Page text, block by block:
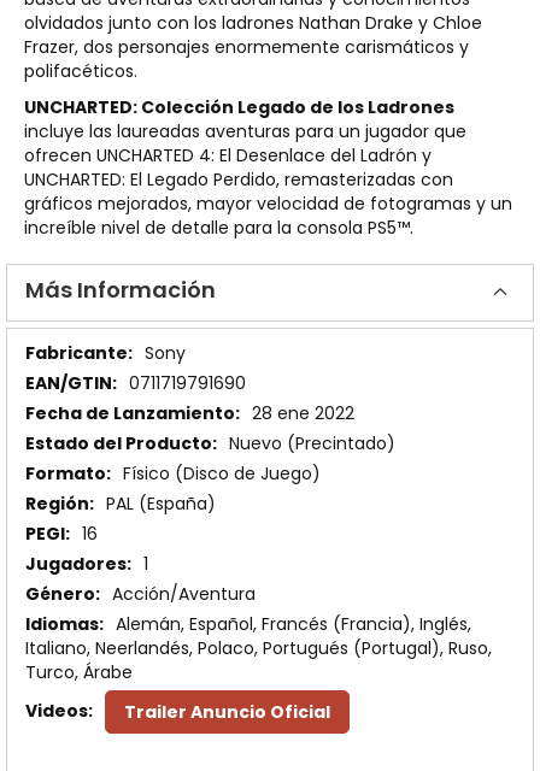
olvidados junto con los ladrones Nathan Drake y Chloe
Frazer, dos personajes enormemente carismáticos y
polifacéticos.
UNCHARTED: Colección Legado de los Ladrones
incluye las laureadas aventuras para un jugador que
ofrecen UNCHARTED 4: El Desenlace del Ladrón y
UNCHARTED: El Legado Perdido, remasterizadas con
gráficos mejorados, mayor velocidad de fotogramas y un
increíble nivel de detalle para la consola PS5™.
Más Información
Más
Información
Sony
0711719791690
28 ene 2022
Nuevo (Precintado)
Físico (Disco de Juego)
PAL (España)
16
1
Acción/Aventura
Alemán, Español, Francés (Francia), Inglés,
Italiano, Neerlandés, Polaco, Portugués (Portugal), Ruso,
Turco, Árabe
Trailer Anuncio Oficial